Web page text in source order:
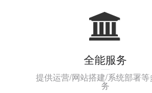
全能服务
提供运营/网站搭建/系统部署等
务